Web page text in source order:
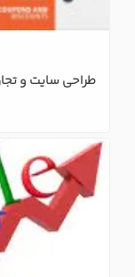
طراحی سایت و